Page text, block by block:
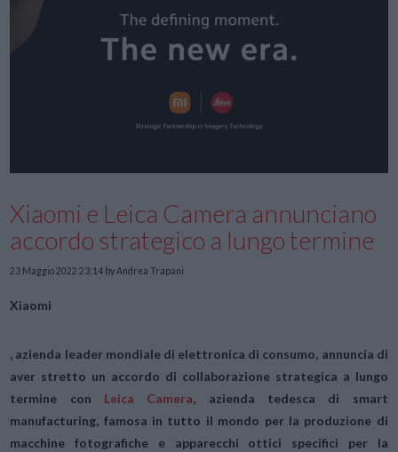
Xiaomi e Leica Camera annunciano
accordo strategico a lungo termine
23 Maggio 2022 23:14 by Andrea Trapani
Xiaomi
, azienda leader mondiale di elettronica di consumo, annuncia di
aver stretto un accordo di collaborazione strategica a lungo
termine con Leica Camera, azienda tedesca di smart
manufacturing, famosa in tutto il mondo per la produzione di
macchine fotografiche e apparecchi ottici specifici per la